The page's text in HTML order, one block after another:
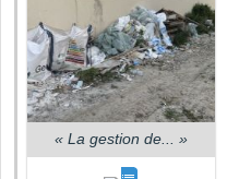
« La gestion de... »